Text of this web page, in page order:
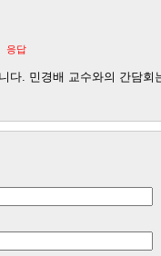
응답
다. 민경배 교수와의 간담회